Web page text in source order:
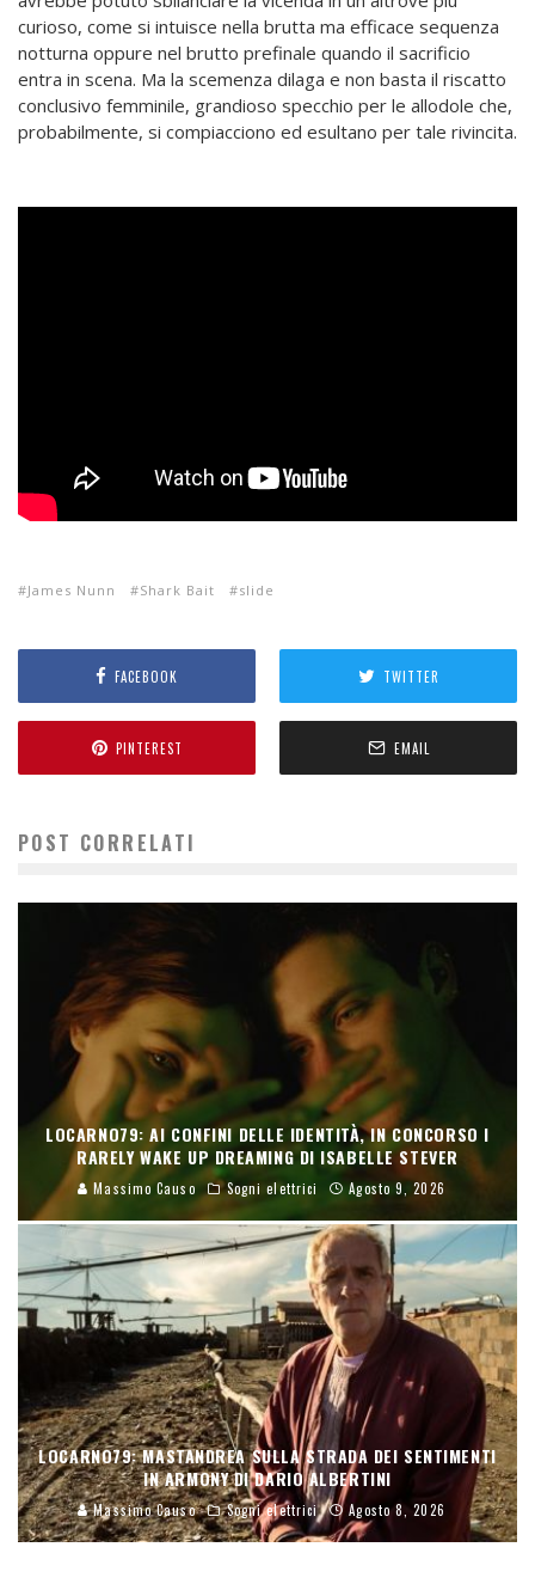
curioso, come si intuisce nella brutta ma efficace sequenza
notturna oppure nel brutto prefinale quando il sacrificio
entra in scena. Ma la scemenza dilaga e non basta il riscatto
conclusivo femminile, grandioso specchio per le allodole che,
probabilmente, si compiacciono ed esultano per tale rivincita.
James Nunn Shark Bait slide
FACEBOOK TWITTER
PINTEREST EMAIL
POST CORRELATI
LOCARNO79: AI CONFINI DELLE IDENTITÀ, IN CONCORSO I
RARELY WAKE UP DREAMING DI ISABELLE STEVER
Massimo Causo Sogni elettrici Agosto 9, 2026
LOCARNO79: MASTANDREA SULLA STRADA DEI SENTIMENTI
IN ARMONY DI DARIO ALBERTINI
Massimo Causo Sogni elettrici Agosto 8, 2026